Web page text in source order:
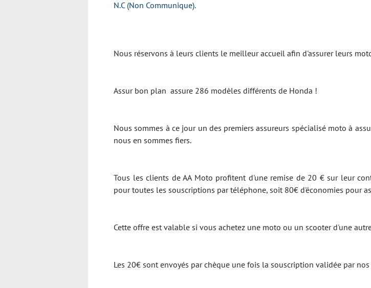
N.C (Non Communique).
Nous réservons à leurs clients le meilleur accueil afin d'assurer leurs
Assur bon plan assure 286 modèles différents de Honda !
Nous sommes à ce jour un des premiers assureurs spécialisé moto à
nous en sommes fiers.
Tous les clients de AA Moto profitent d'une remise de 20 € sur leur
pour toutes les souscriptions par téléphone, soit 80€ d'économies pour
Cette offre est valable si vous achetez une moto ou un scooter d'une
Les 20€ sont envoyés par chèque une fois la souscription validée par